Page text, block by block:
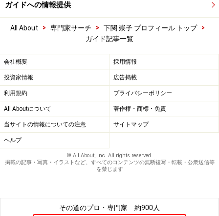
ガイドへの情報提供
All About > 専門家サーチ > 下関 崇子 プロフィール トップ
>
ガイド記事一覧
会社概要 採用情報
投資家情報 広告掲載
利用規約 プライバシーポリシー
All Aboutについて 著作権・商標・免責
当サイトの情報についての注意 サイトマップ
ヘルプ
© All About, Inc. All rights reserved.
掲載の記事・写真・イラストなど、すべてのコンテンツの無断複写・転載・公衆送信等
を禁じます
その道のプロ・専門家 約900人